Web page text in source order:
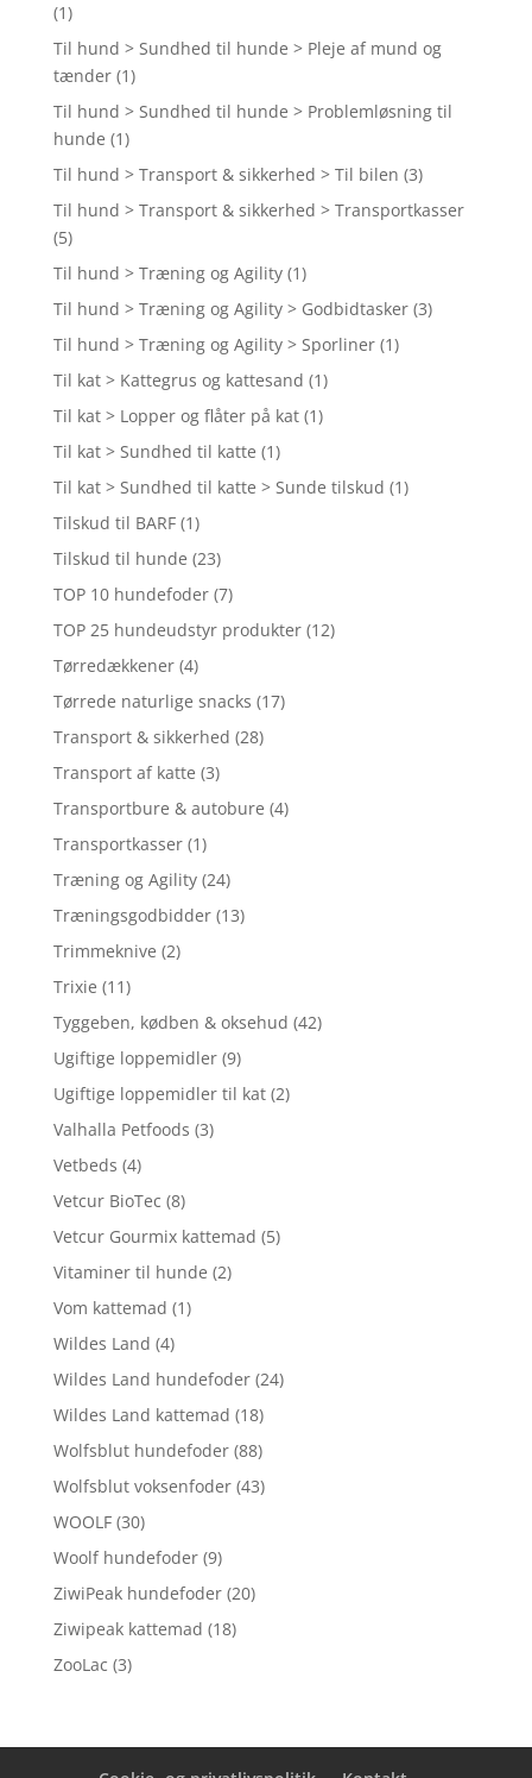
(1)
Til hund > Sundhed til hunde > Pleje af mund og
tænder (1)
Til hund > Sundhed til hunde > Problemløsning til
hunde (1)
Til hund > Transport & sikkerhed > Til bilen (3)
Til hund > Transport & sikkerhed > Transportkasser
(5)
Til hund > Træning og Agility (1)
Til hund > Træning og Agility > Godbidtasker (3)
Til hund > Træning og Agility > Sporliner (1)
Til kat > Kattegrus og kattesand (1)
Til kat > Lopper og flåter på kat (1)
Til kat > Sundhed til katte (1)
Til kat > Sundhed til katte > Sunde tilskud (1)
Tilskud til BARF (1)
Tilskud til hunde (23)
TOP 10 hundefoder (7)
TOP 25 hundeudstyr produkter (12)
Tørredækkener (4)
Tørrede naturlige snacks (17)
Transport & sikkerhed (28)
Transport af katte (3)
Transportbure & autobure (4)
Transportkasser (1)
Træning og Agility (24)
Træningsgodbidder (13)
Trimmeknive (2)
Trixie (11)
Tyggeben, kødben & oksehud (42)
Ugiftige loppemidler (9)
Ugiftige loppemidler til kat (2)
Valhalla Petfoods (3)
Vetbeds (4)
Vetcur BioTec (8)
Vetcur Gourmix kattemad (5)
Vitaminer til hunde (2)
Vom kattemad (1)
Wildes Land (4)
Wildes Land hundefoder (24)
Wildes Land kattemad (18)
Wolfsblut hundefoder (88)
Wolfsblut voksenfoder (43)
WOOLF (30)
Woolf hundefoder (9)
ZiwiPeak hundefoder (20)
Ziwipeak kattemad (18)
ZooLac (3)